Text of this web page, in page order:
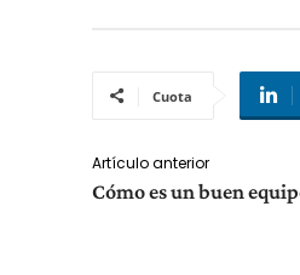
Cuota
Artículo anterior
Cómo es un buen